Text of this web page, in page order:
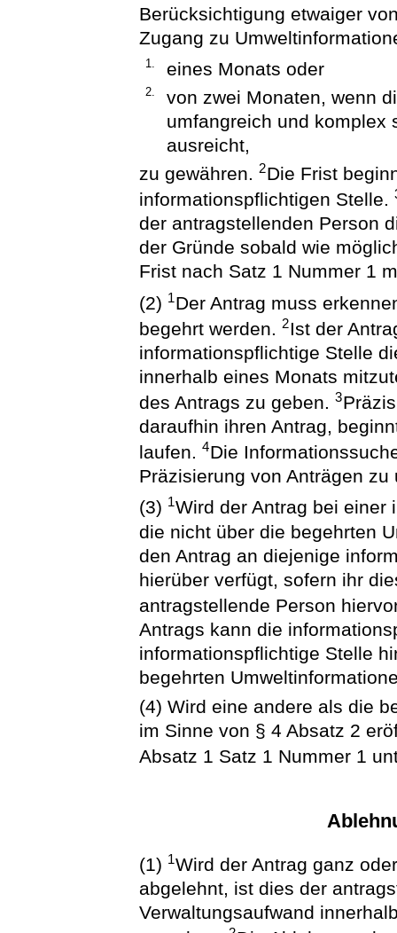
Berücksichtigung etwaiger
Zugang zu
1. eines Monats oder
2.
von zwei Monaten, wenn
umfangreich und komplex
ausreicht,
zu gewähren.2Die Frist
informationspflichtigen Stelle.
der antragstellenden Person
der Gründe sobald wie
Frist nach Satz 1 Nummer 1
(2) 1Der Antrag muss
begehrt werden.2Ist der
informationspflichtige Stelle
innerhalb eines Monats
des Antrags zu geben.3
daraufhin ihren Antrag,
laufen.4Die
Präzisierung von Anträgen zu
(3) 1Wird der Antrag bei einer
die nicht über die begehrten
den Antrag an diejenige
hierüber verfügt, sofern ihr
antragstellende Person
Antrags kann die
informationspflichtige Stelle
begehrten
(4) Wird eine andere als die
im Sinne von § 4 Absatz 2
Absatz 1 Satz 1 Nummer 1
(1) 1Wird der Antrag ganz
abgelehnt, ist dies der
Verwaltungsaufwand